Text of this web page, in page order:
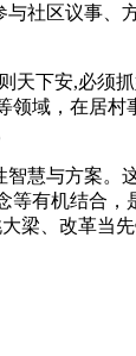
社区议事
天下安,必须
域，在居
慧与方案
有机结合
梁、改革当